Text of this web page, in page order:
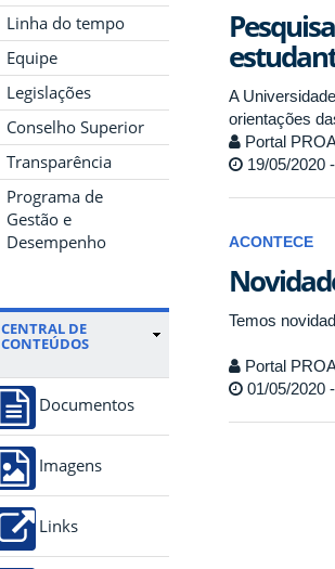
Linha do tempo
Equipe
Legislações
Conselho Superior
Transparência
Programa de
Gestão e
Desempenho
CENTRAL DE
CONTEÚDOS
Documentos
Imagens
Links
A
orientações
Portal
19/05/2020
ACONTECE
Temos
Portal
01/05/2020